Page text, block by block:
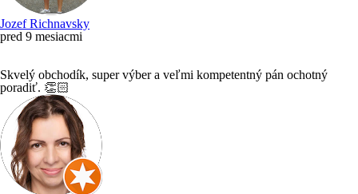
Jozef Richnavsky
pred 9 mesiacmi
Skvelý obchodík, super výber a veľmi kompetentný pán ochotný
poradiť. 👏🏻